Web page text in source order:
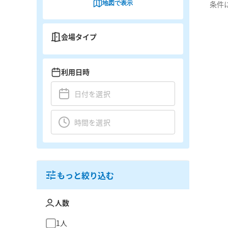
条件
地図で表示
会場タイプ
利用日時
もっと絞り込む
人数
1人